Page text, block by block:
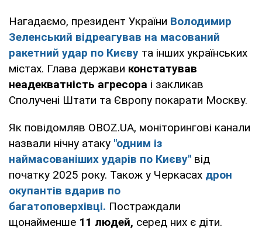
Нагадаємо, президент України Володимир
Зеленський відреагував на масований
ракетний удар по Києву та інших українських
містах. Глава держави констатував
неадекватність агресора і закликав
Сполучені Штати та Європу покарати Москву.
Як повідомляв OBOZ.UA, моніторингові канали
назвали нічну атаку "одним із
наймасованіших ударів по Києву" від
початку 2025 року. Також у Черкасах дрон
окупантів вдарив по
багатоповерхівці. Постраждали
щонайменше 11 людей, серед них є діти.